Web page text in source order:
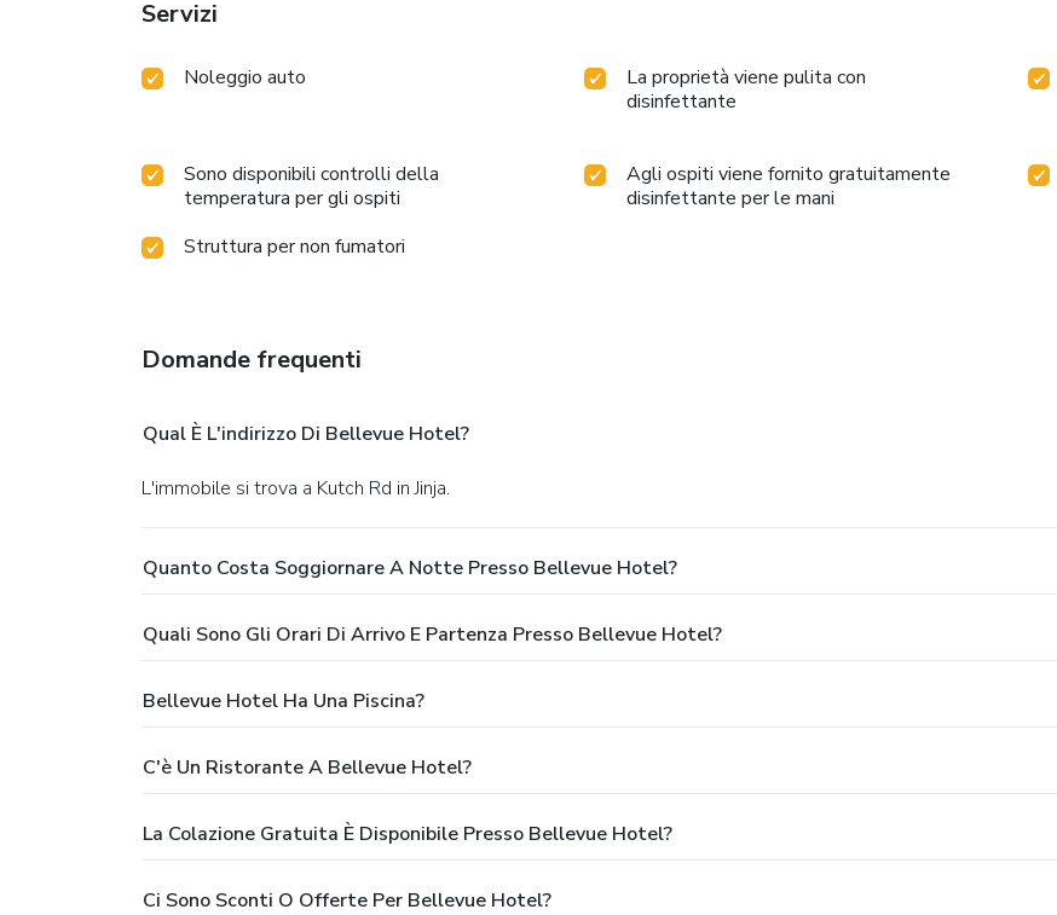
Servizi
Noleggio auto
La proprietà viene pulita con
disinfettante
Sono disponibili controlli della
temperatura per gli ospiti
Agli ospiti viene fornito gratuitamente
disinfettante per le mani
Struttura per non fumatori
Domande frequenti
Qual È L'indirizzo Di Bellevue Hotel?
L'immobile si trova a Kutch Rd in Jinja.
Quanto Costa Soggiornare A Notte Presso Bellevue Hotel?
Quali Sono Gli Orari Di Arrivo E Partenza Presso Bellevue Hotel?
Bellevue Hotel Ha Una Piscina?
C'è Un Ristorante A Bellevue Hotel?
La Colazione Gratuita È Disponibile Presso Bellevue Hotel?
Ci Sono Sconti O Offerte Per Bellevue Hotel?